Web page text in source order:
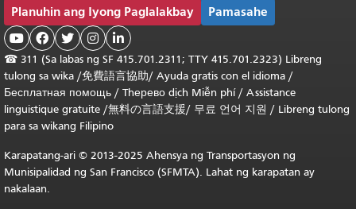
Planuhin ang Iyong Paglalakbay Pamasahe
    
☎ 311 (Sa labas ng SF 415.701.2311; TTY 415.701.2323) Libreng
tulong sa wika /免費語言協助/ Ayuda gratis con el idioma /
Бесплатная помощь / Thерево dịch Miễn phí/ Assistance
linguistique gratuite /無料の言語支援/ 무료 언어 지원 / Libreng tulong
para sa wikang Filipino
Karapatang-ari © 2013-2025 Ahensya ng Transportasyon ng
Munisipalidad ng San Francisco (SFMTA). Lahat ng karapatan ay
nakalaan.